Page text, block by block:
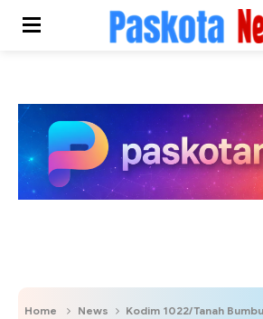
Home News Kodim 1022/Tanah Bumbu Berbagi